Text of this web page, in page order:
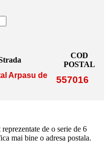
COD
POSTAL
Arpasu de
557016
de o serie de 6
mai bine o adresa postala.